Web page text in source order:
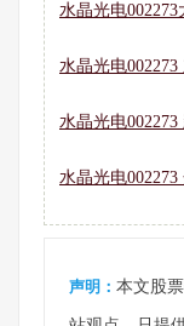
水晶光电
水晶光电
水晶光电
水晶光电
声明： 本文股